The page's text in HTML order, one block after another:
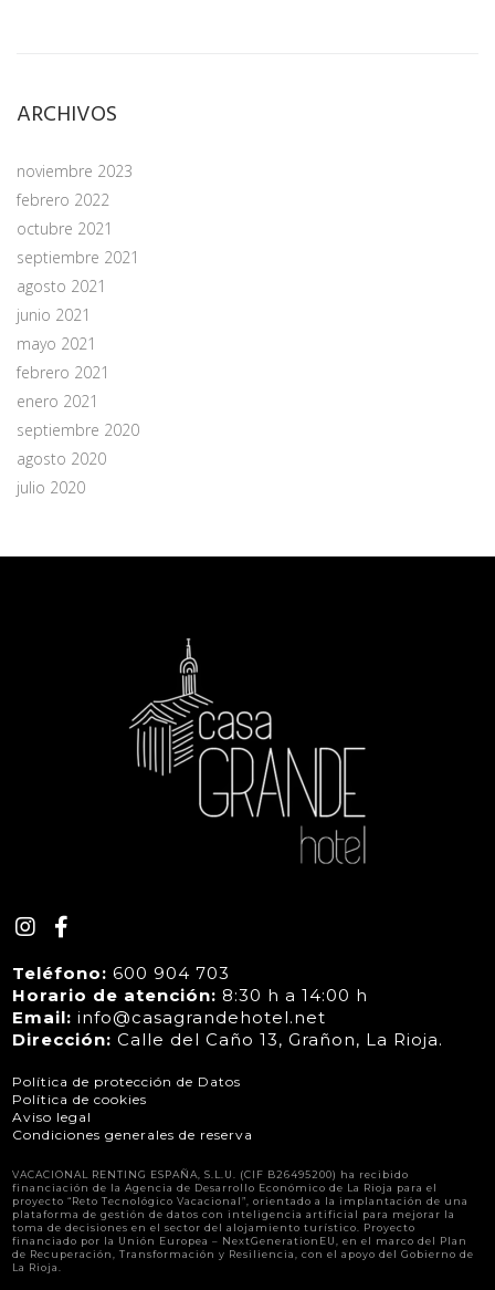
ARCHIVOS
noviembre 2023
febrero 2022
octubre 2021
septiembre 2021
agosto 2021
junio 2021
mayo 2021
febrero 2021
enero 2021
septiembre 2020
agosto 2020
julio 2020
Teléfono: 600 904 703
Horario de atención: 8:30 h a 14:00 h
Email: info@casagrandehotel.net
Dirección: Calle del Caño 13, Grañon, La Rioja.
Política de protección de Datos
Política de cookies
Aviso legal
Condiciones generales de reserva
VACACIONAL RENTING ESPAÑA, S.L.U. (CIF B26495200) ha recibido
financiación de la Agencia de Desarrollo Económico de La Rioja para el
proyecto “Reto Tecnológico Vacacional”, orientado a la implantación de una
plataforma de gestión de datos con inteligencia artificial para mejorar la
toma de decisiones en el sector del alojamiento turístico. Proyecto
financiado por la Unión Europea – NextGenerationEU, en el marco del Plan
de Recuperación, Transformación y Resiliencia, con el apoyo del Gobierno de
La Rioja.